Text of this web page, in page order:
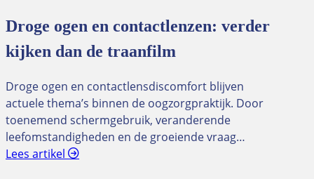
Droge ogen en contactlenzen: verder
kijken dan de traanfilm
Droge ogen en contactlensdiscomfort blijven
actuele thema’s binnen de oogzorgpraktijk. Door
toenemend schermgebruik, veranderende
leefomstandigheden en de groeiende vraag…
Lees artikel